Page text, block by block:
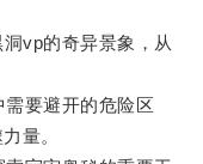
vp的奇异景象，从
要避开的危险区
量。